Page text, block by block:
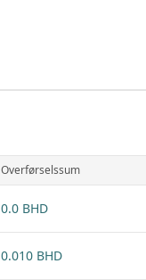
Overførselssum
0.0 BHD
0.010 BHD